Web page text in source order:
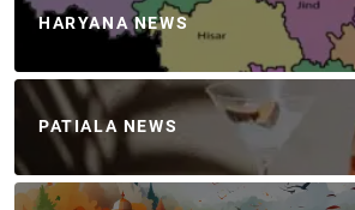
HARYANA NEWS
PATIALA NEWS